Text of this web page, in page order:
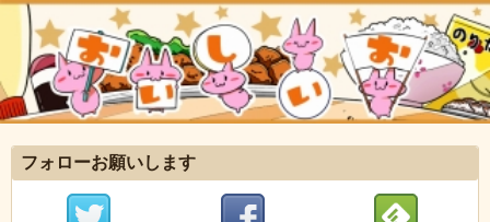
フォローお願いします